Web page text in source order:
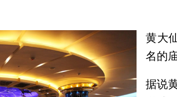
黄大
名的
据说